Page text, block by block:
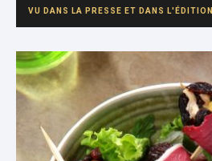
VU DANS LA PRESSE ET DANS L'ÉDITION